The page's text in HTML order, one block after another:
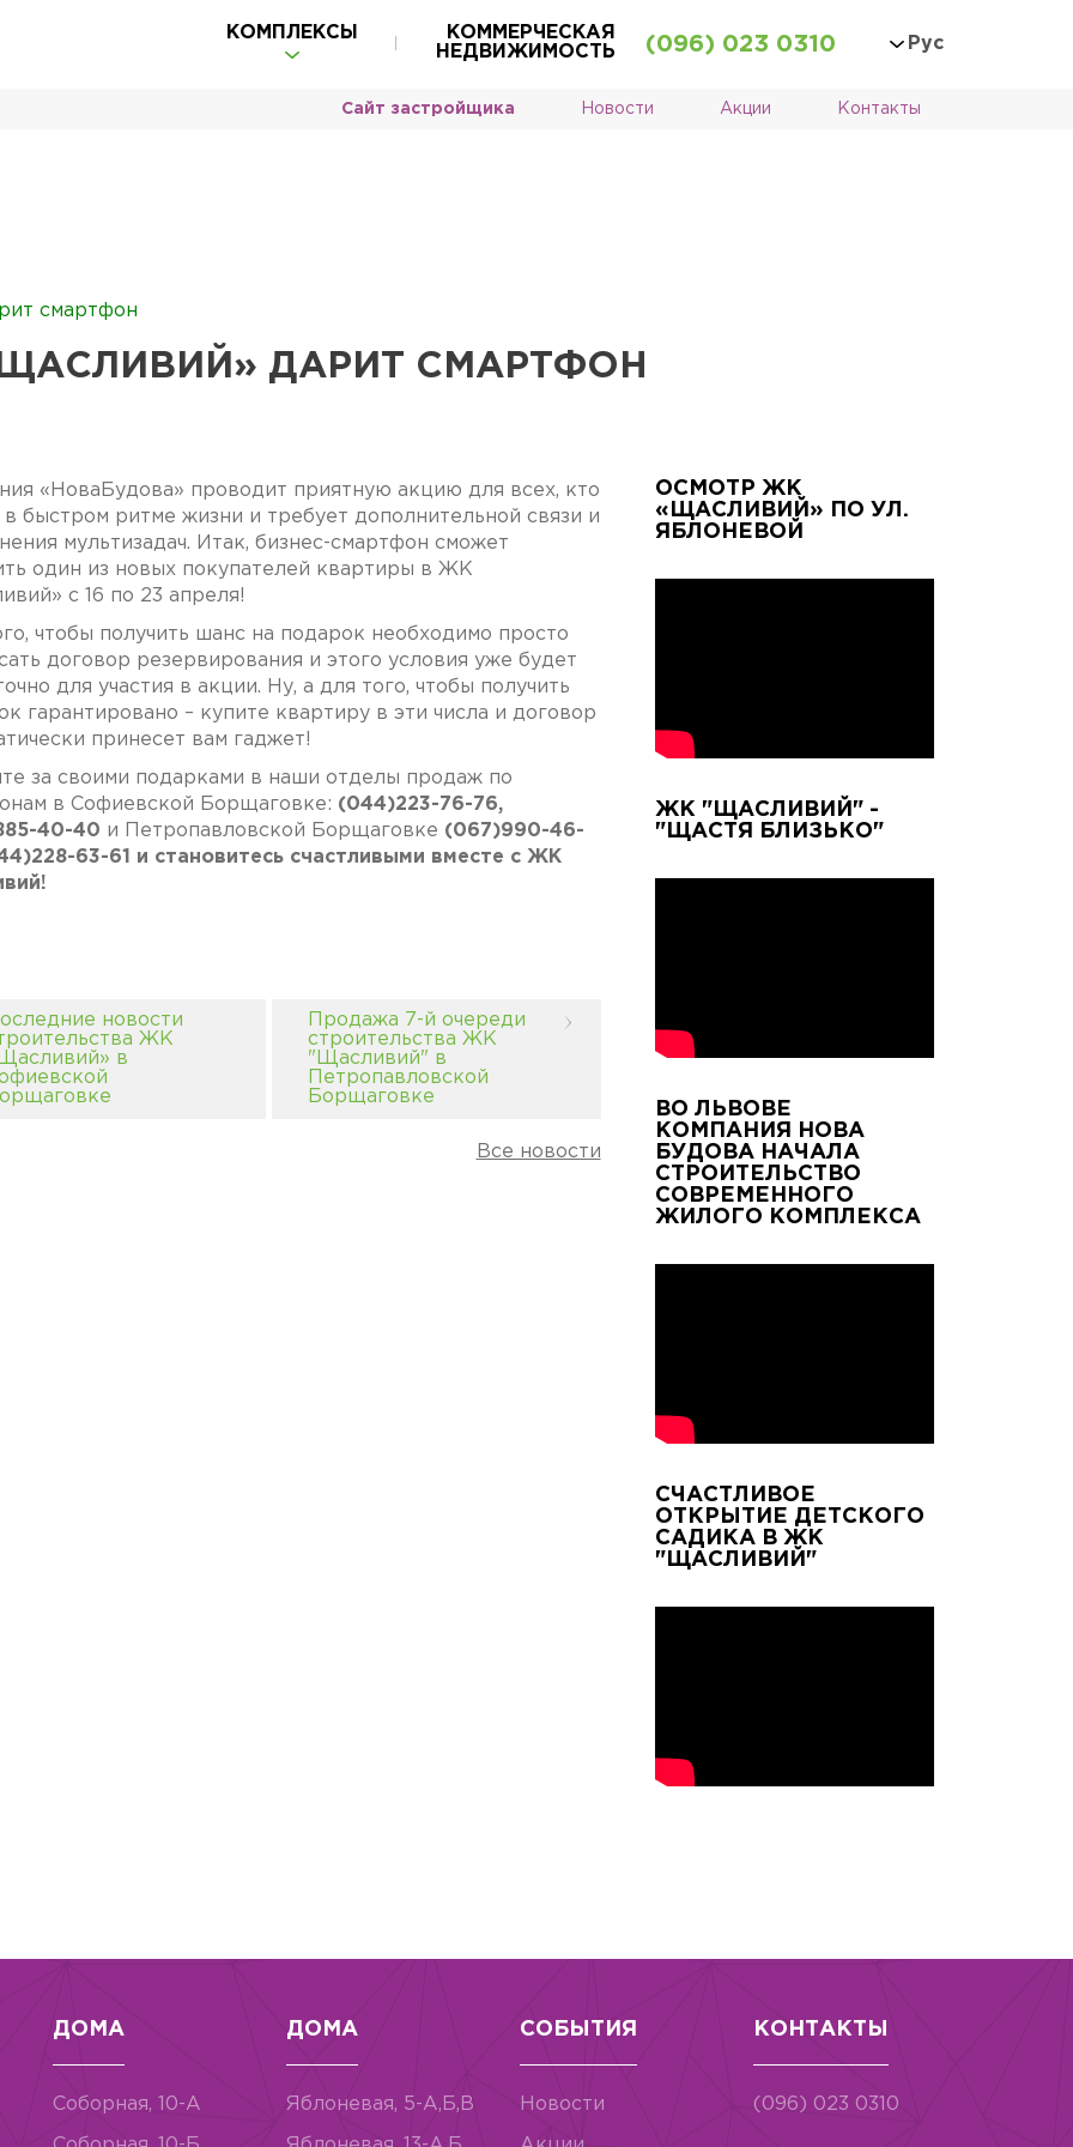
КОМПЛЕКСЫ
КОММЕРЧЕСКАЯ
НЕДВИЖИМОСТЬ
(096) 023 0310 Рус
Сайт застройщика Новости Акции Контакты
смартфон
ДАРИТ СМАРТФОН
«НоваБудова» проводит приятную акцию для всех, кто
быстром ритме жизни и требует дополнительной связи и
мультизадач. Итак, бизнес-смартфон сможет
один из новых покупателей квартиры в ЖК
с 16 по 23 апреля!
чтобы получить шанс на подарок необходимо просто
договор резервирования и этого условия уже будет
для участия в акции. Ну, а для того, чтобы получить
гарантировано – купите квартиру в эти числа и договор
принесет вам гаджет!
за своими подарками в наши отделы продаж по
в Софиевской Борщаговке: (044)223-76-76,
40-40 и Петропавловской Борщаговке (067)990-46-
63-61 и становитесь счастливыми вместе с ЖК
новости
ЖК
в
Продажа 7-й очереди
строительства ЖК
"Щасливий" в
Петропавловской
Борщаговке
Все новости
ОСМОТР ЖК
«ЩАСЛИВИЙ» ПО УЛ.
ЯБЛОНЕВОЙ
ЖК "ЩАСЛИВИЙ" -
"ЩАСТЯ БЛИЗЬКО"
ВО ЛЬВОВЕ
КОМПАНИЯ НОВА
БУДОВА НАЧАЛА
СТРОИТЕЛЬСТВО
СОВРЕМЕННОГО
ЖИЛОГО КОМПЛЕКСА
СЧАСТЛИВОЕ
ОТКРЫТИЕ ДЕТСКОГО
САДИКА В ЖК
"ЩАСЛИВИЙ"
ДОМА
Соборная, 10-А
ДОМА
Яблоневая, 5-А,Б,В
СОБЫТИЯ
Новости
КОНТАКТЫ
(096) 023 0310